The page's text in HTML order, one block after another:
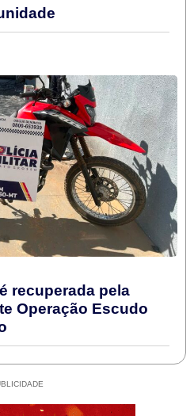
recuperada pela
Operação Escudo